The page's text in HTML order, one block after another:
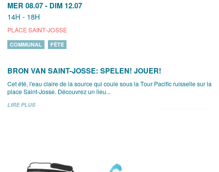
MER 08.07 - DIM 12.07
14H - 18H
PLACE SAINT-JOSSE
COMMUNAL FÊTE
BRON VAN SAINT-JOSSE: SPELEN! JOUER!
Cet été, l'eau claire de la source qui coule sous la Tour Pacific ruisselle sur la
place Saint-Josse. Découvrez un lieu...
LIRE PLUS